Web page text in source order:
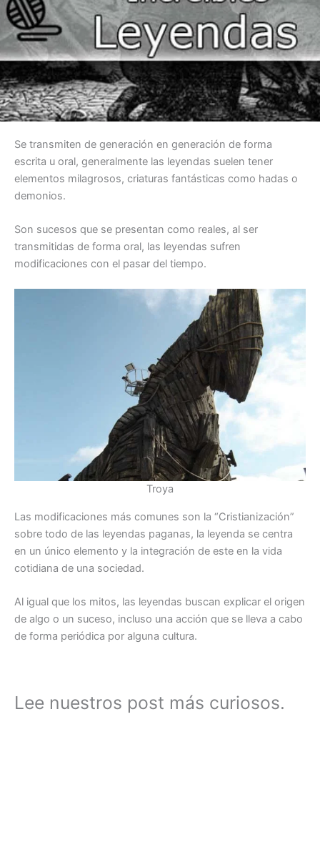
Se transmiten de generación en generación de forma
escrita u oral, generalmente las leyendas suelen tener
elementos milagrosos, criaturas fantásticas como hadas o
demonios.
Son sucesos que se presentan como reales, al ser
transmitidas de forma oral, las leyendas sufren
modificaciones con el pasar del tiempo.
Troya
Las modificaciones más comunes son la “Cristianización”
sobre todo de las leyendas paganas, la leyenda se centra
en un único elemento y la integración de este en la vida
cotidiana de una sociedad.
Al igual que los mitos, las leyendas buscan explicar el origen
de algo o un suceso, incluso una acción que se lleva a cabo
de forma periódica por alguna cultura.
Lee nuestros post más curiosos.